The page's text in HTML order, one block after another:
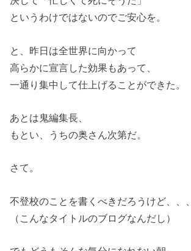
というわけではないのでご安心を。
と、昨日は全世界に向かって
高らかに宣言した効果もあって、
一通り集中して仕上げることができた。
あとは鬼編集長、
もとい、うちの奥さん次第だ。
さて。
不登校のことを書くべきだろうけど、、、
（こんなタイトルのブログなんだし）